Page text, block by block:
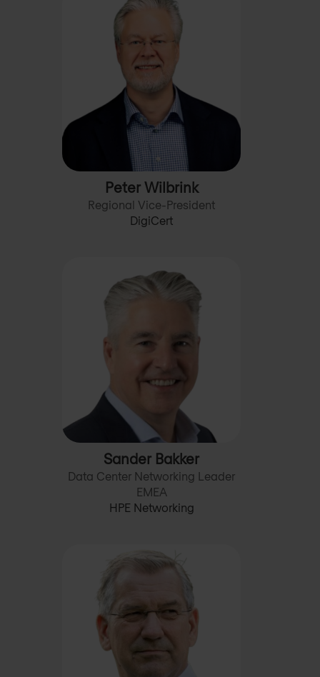
Peter Wilbrink
Regional Vice-President
DigiCert
Sander Bakker
Data Center Networking Leader
EMEA
HPE Networking